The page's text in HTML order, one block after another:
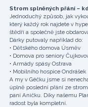
Strom splněných přání –
Jednoduchý způsob, jak
který každý rok najdete v
štědří a společně jste
Dárky putovaly například do:
• Dětského domova Úsměv
• Domova pro seniory
• Armády spásy Ostrava
• Mobilního hospice Ondrášek
A my v Géčku jsme si
úplně poslední přání ze
paní Aničku. Díky našemu
radost byla kompletní.